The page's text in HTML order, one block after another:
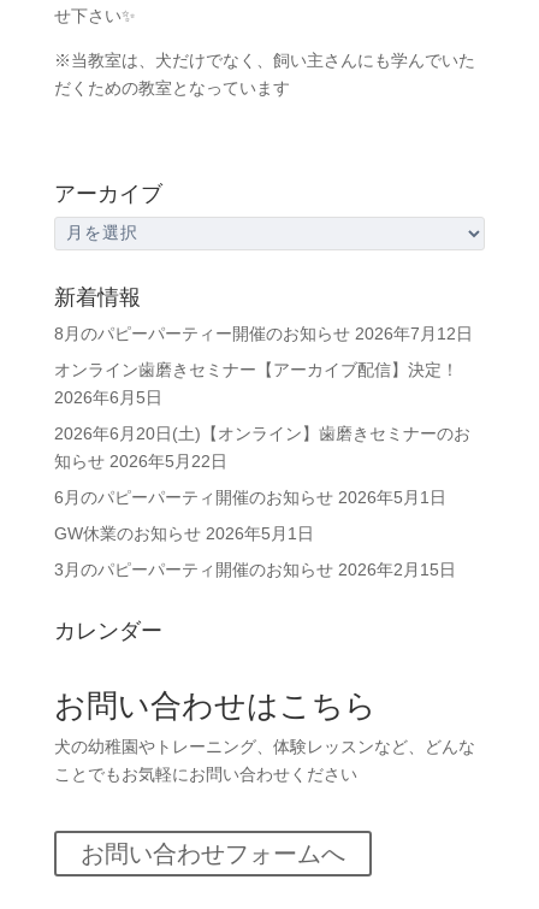
せ下さい✨
※当教室は、犬だけでなく、飼い主さんにも学んでいた
だくための教室となっています
アーカイブ
ー
カ
イ
ブ
新着情報
8月のパピーパーティー開催のお知らせ 2026年7月12日
オンライン歯磨きセミナー【アーカイブ配信】決定！
2026年6月5日
2026年6月20日(土)【オンライン】歯磨きセミナーのお
知らせ 2026年5月22日
6月のパピーパーティ開催のお知らせ 2026年5月1日
GW休業のお知らせ 2026年5月1日
3月のパピーパーティ開催のお知らせ 2026年2月15日
カレンダー
お問い合わせはこちら
犬の幼稚園やトレーニング、体験レッスンなど、どんな
ことでもお気軽にお問い合わせください
お問い合わせフォームへ